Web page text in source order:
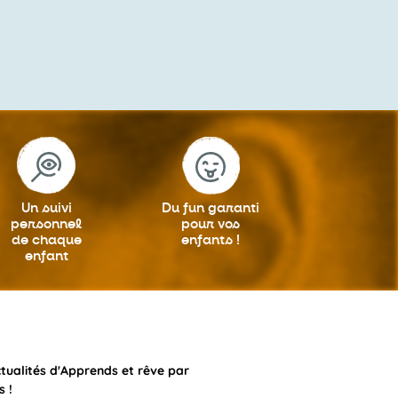
Un suivi
personnel
de chaque
enfant
Du fun garanti
pour vos
enfants !
d'Apprends et rêve par
!